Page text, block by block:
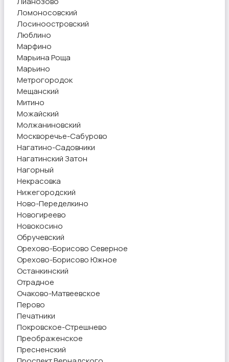
Ломоносовский
Лосиноостровский
Люблино
Марфино
Марьина Роща
Марьино
Метрогородок
Мещанский
Митино
Можайский
Молжаниновский
Москворечье-Сабурово
Нагатино-Садовники
Нагатинский Затон
Нагорный
Некрасовка
Нижегородский
Ново-Переделкино
Новогиреево
Новокосино
Обручевский
Орехово-Борисово Северное
Орехово-Борисово Южное
Останкинский
Отрадное
Очаково-Матвеевское
Перово
Печатники
Покровское-Стрешнево
Преображенское
Пресненский